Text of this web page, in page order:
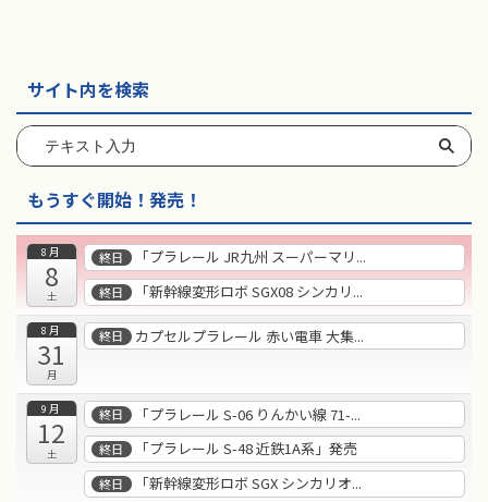
サイト内を検索
もうすぐ開始！発売！
8月
8
土
終日 「プラレール JR九州 スーパーマリ...
終日 「新幹線変形ロボ SGX08 シンカリ...
8月
31
月
終日 カプセルプラレール 赤い電車 大集...
9月
12
土
終日 「プラレール S-06 りんかい線 71-...
終日 「プラレール S-48 近鉄1A系」発売
終日 「新幹線変形ロボ SGX シンカリオ...